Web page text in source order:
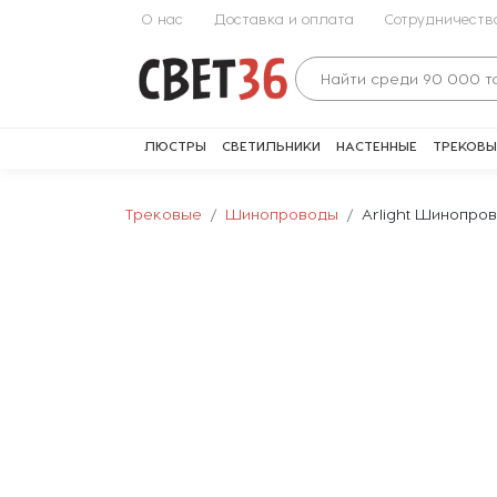
О нас Доставка и оплата
ЛЮСТРЫ СВЕТИЛЬНИКИ НАСТЕННЫЕ
Трековые Шинопроводы Arlight